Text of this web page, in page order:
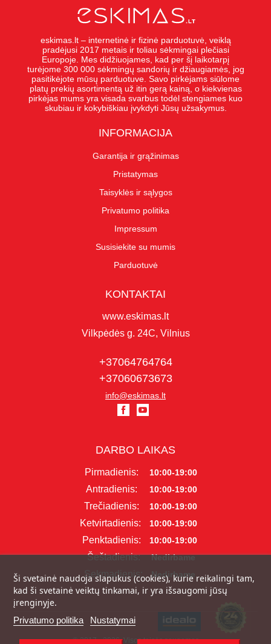
eskimas.lt – internetinė ir fizinė parduotuvė, veiklą
pradėjusi 2017 metais ir toliau sėkmingai plečiasi
Europoje. Mes didžiuojames, kad per šį laikotarpį
turėjome 300 000 sėkmingų sandorių ir džiaugiamės, jog
pasitikėjote mūsų parduotuve. Savo pirkėjams siūlome
platų prekių asortimentą už itin gerą kainą, o kiekvienas
pirkėjas mums yra visada svarbus todėl stengiames kuo
skubiau ir kokybiškiau įvykdyti Jūsų užsakymus.
INFORMACIJA
Garantija ir grąžinimas
Pristatymas
Taisyklės ir sąlygos
Privatumo politika
Impressum
Susisiekite su mumis
Parduotuvė
KONTAKTAI
www.eskimas.lt
Vilkpėdės g. 24C, Vilnius
+37064764764
+37060673673
info@eskimas.lt
DARBO LAIKAS
Pirmadienis: 10:00-19:00
Antradienis: 10:00-19:00
Trečiadienis: 10:00-19:00
Ketvirtadienis: 10:00-19:00
Penktadienis: 10:00-19:00
Šeštadienis: Nedirbame
Sekmadienis: Nedirbame
Ši svetainė naudoja slapukus (cookies), kurie reikalingi tam,
kad ši svetainė veiktų tinkamai, ir yra išsaugomi jūsų
įrenginyje.
Privatumo politika Nustatymai
© 2017 - 2026, Visos teisės saugomos